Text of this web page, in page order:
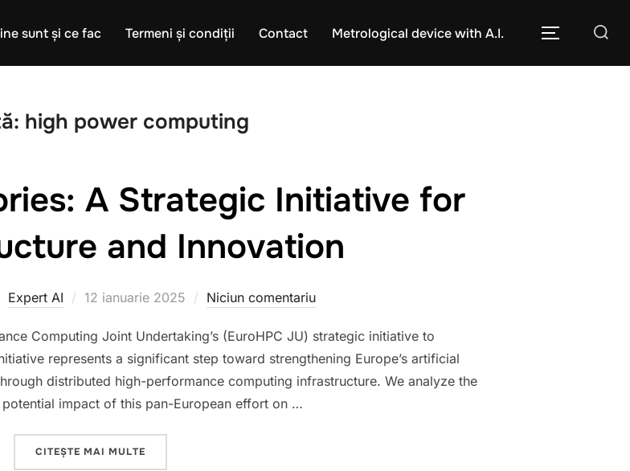
sunt și ce fac Termeni și condiții Contact Metrological device with A.I.
Caută COMUTĂ
high power computing
A Strategic Initiative for
and Innovation
Expert AI
Publicat
12 ianuarie 2025 Niciun comentariu
Computing Joint Undertaking’s (EuroHPC JU) strategic initiative to
represents a significant step toward strengthening Europe’s artificial
distributed high-performance computing infrastructure. We analyze the
impact of this pan-European effort on …
CITEȘTE MAI MULTE„EUROPEAN AI FACTORIES: A STRATEGIC INITIATIVE FOR AI INFRASTRUCTURE AND